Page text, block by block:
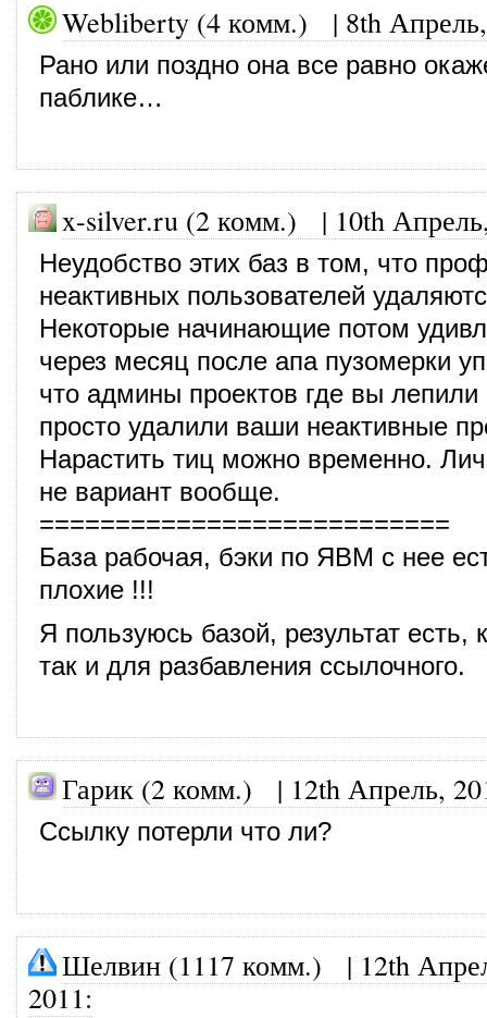
Webliberty (4 комм.) | 8th
Рано или поздно она все равно
паблике…
x-silver.ru (2 комм.) | 10th
Неудобство этих баз в том, что
неактивных пользователей
Некоторые начинающие потом
через месяц после апа пузомерки
что админы проектов где вы лепили
просто удалили ваши неактивные
Нарастить тиц можно временно.
не вариант вообще.
===========================
База рабочая, бэки по ЯВМ с нее
плохие !!!
Я пользуюсь базой, результат есть,
так и для разбавления ссылочного.
Гарик (2 комм.) | 12th Апрель,
Ссылку потерли что ли?
Шелвин (1117 комм.) | 12th
2011: